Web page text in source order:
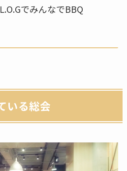
でみんなでBBQ
いる総会